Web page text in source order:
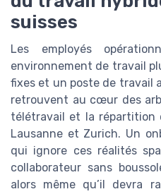
suisses
Les employés
environnement de travail
fixes et un poste de travail
retrouvent au cœur des
télétravail et la répartition
Lausanne et Zurich. Un
qui ignore ces réalités
collaborateur sans
alors même qu’il devra